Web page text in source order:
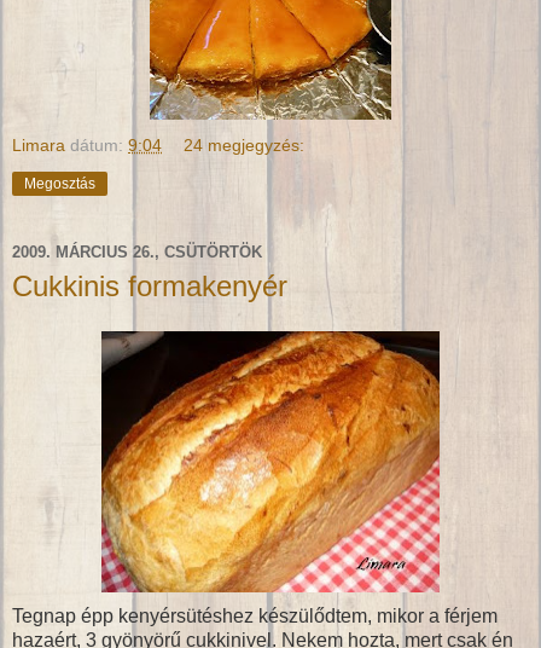
Limara dátum: 9:04 24 megjegyzés:
Megosztás
2009. MÁRCIUS 26., CSÜTÖRTÖK
Cukkinis formakenyér
Tegnap épp kenyérsütéshez készülődtem, mikor a férjem
hazaért, 3 gyönyörű cukkinivel. Nekem hozta, mert csak én